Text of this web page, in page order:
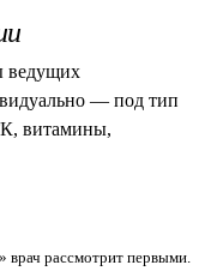
ведущих
— под тип
витамины,
рассмотрит первыми.